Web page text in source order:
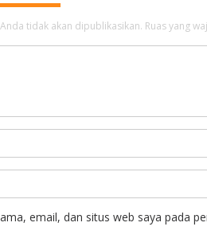
tidak akan dipublikasikan. Ruas yang
email, dan situs web saya pada